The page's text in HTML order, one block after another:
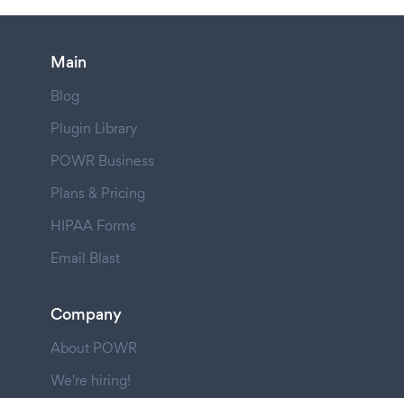
Main
Blog
Plugin Library
POWR Business
Plans & Pricing
HIPAA Forms
Email Blast
Company
About POWR
We're hiring!